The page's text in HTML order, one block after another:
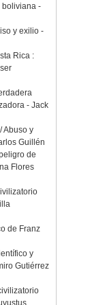
boliviana -
y exilio -
Rica :
- Jack
Abuso y
Guillén
de
Flores
de Franz
y
Gutiérrez